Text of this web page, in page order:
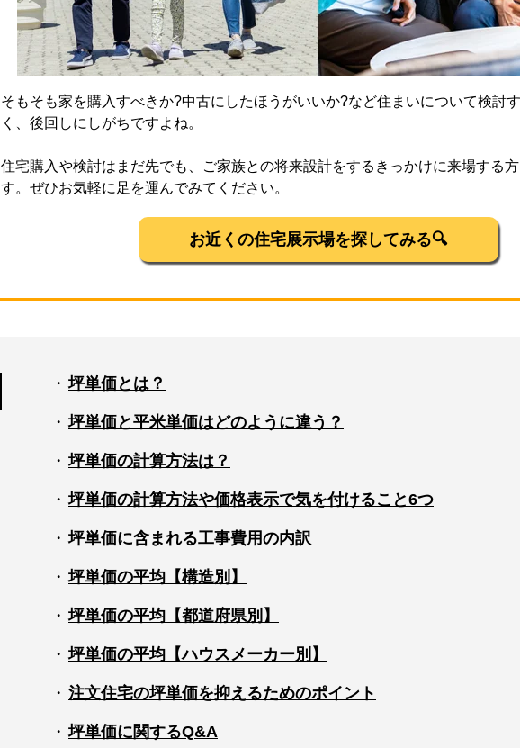
そもそも家を購入すべきか?中古にしたほうがいいか?など住まいについて検討
く、後回しにしがちですよね。
住宅購入や検討はまだ先でも、ご家族との将来設計をするきっかけに来場する
す。ぜひお気軽に足を運んでみてください。
お近くの住宅展示場を探してみる🔍
坪単価とは？
坪単価と平米単価はどのように違う？
坪単価の計算方法は？
坪単価の計算方法や価格表示で気を付けること6つ
坪単価に含まれる工事費用の内訳
坪単価の平均【構造別】
坪単価の平均【都道府県別】
坪単価の平均【ハウスメーカー別】
注文住宅の坪単価を抑えるためのポイント
坪単価に関するQ&A